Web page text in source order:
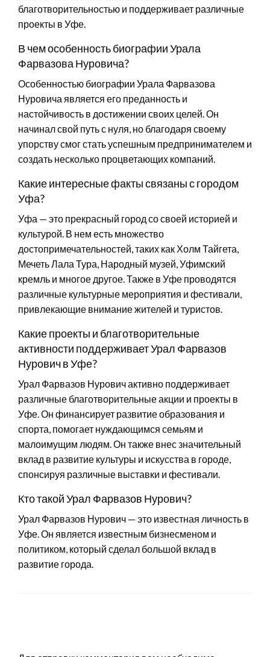
благотворительностью и поддерживает различные
проекты в Уфе.
В чем особенность биографии Урала
Фарвазова Нуровича?
Особенностью биографии Урала Фарвазова
Нуровича является его преданность и
настойчивость в достижении своих целей. Он
начинал свой путь с нуля, но благодаря своему
упорству смог стать успешным предпринимателем и
создать несколько процветающих компаний.
Какие интересные факты связаны с городом
Уфа?
Уфа — это прекрасный город со своей историей и
культурой. В нем есть множество
достопримечательностей, таких как Холм Тайгета,
Мечеть Лала Тура, Народный музей, Уфимский
кремль и многое другое. Также в Уфе проводятся
различные культурные мероприятия и фестивали,
привлекающие внимание жителей и туристов.
Какие проекты и благотворительные
активности поддерживает Урал Фарвазов
Нурович в Уфе?
Урал Фарвазов Нурович активно поддерживает
различные благотворительные акции и проекты в
Уфе. Он финансирует развитие образования и
спорта, помогает нуждающимся семьям и
малоимущим людям. Он также внес значительный
вклад в развитие культуры и искусства в городе,
спонсируя различные выставки и фестивали.
Кто такой Урал Фарвазов Нурович?
Урал Фарвазов Нурович — это известная личность в
Уфе. Он является известным бизнесменом и
политиком, который сделал большой вклад в
развитие города.